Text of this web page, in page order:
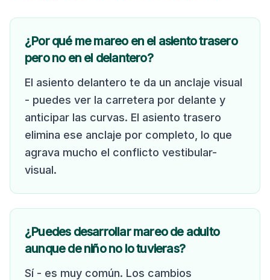
¿Por qué me mareo en el asiento trasero
pero no en el delantero?
El asiento delantero te da un anclaje visual
- puedes ver la carretera por delante y
anticipar las curvas. El asiento trasero
elimina ese anclaje por completo, lo que
agrava mucho el conflicto vestibular-
visual.
¿Puedes desarrollar mareo de adulto
aunque de niño no lo tuvieras?
Sí - es muy común. Los cambios